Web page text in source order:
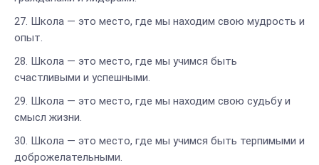
Школа — это место, где мы находим свою мудрость и
опыт.
Школа — это место, где мы учимся быть
счастливыми и успешными.
Школа — это место, где мы находим свою судьбу и
смысл жизни.
Школа — это место, где мы учимся быть терпимыми и
доброжелательными.